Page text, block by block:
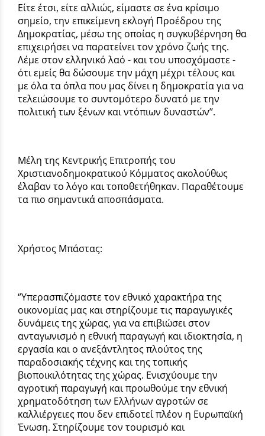
Είτε έτσι, είτε αλλιώς, είμαστε σε ένα κρίσιμο
σημείο, την επικείμενη εκλογή Προέδρου της
Δημοκρατίας, μέσω της οποίας η συγκυβέρνηση θα
επιχειρήσει να παρατείνει τον χρόνο ζωής της.
Λέμε στον ελληνικό λαό - και του υποσχόμαστε -
ότι εμείς θα δώσουμε την μάχη μέχρι τέλους και
με όλα τα όπλα που μας δίνει η δημοκρατία για να
τελειώσουμε το συντομότερο δυνατό με την
πολιτική των ξένων και ντόπιων δυναστών’’.
Μέλη της Κεντρικής Επιτροπής του
Χριστιανοδημοκρατικού Κόμματος ακολούθως
έλαβαν το λόγο και τοποθετήθηκαν. Παραθέτουμε
τα πιο σημαντικά αποσπάσματα.
Χρήστος Μπάστας:
‘’Υπερασπιζόμαστε τον εθνικό χαρακτήρα της
οικονομίας μας και στηρίζουμε τις παραγωγικές
δυνάμεις της χώρας, για να επιβιώσει στον
ανταγωνισμό η εθνική παραγωγή και ιδιοκτησία, η
εργασία και ο ανεξάντλητος πλούτος της
παραδοσιακής τέχνης και της τοπικής
βιοποικιλότητας της χώρας. Ενισχύουμε την
αγροτική παραγωγή και προωθούμε την εθνική
χρηματοδότηση των Ελλήνων αγροτών σε
καλλιέργειες που δεν επιδοτεί πλέον η Ευρωπαϊκή
Ένωση. Στηρίζουμε τον τουρισμό και